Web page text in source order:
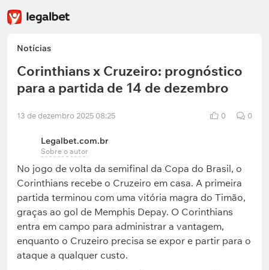
Notícias
Corinthians x Cruzeiro: prognóstico
para a partida de 14 de dezembro
13 de dezembro 2025 08:25 0 0
Legalbet.com.br
Sobre o autor
No jogo de volta da semifinal da Copa do Brasil, o
Corinthians recebe o Cruzeiro em casa. A primeira
partida terminou com uma vitória magra do Timão,
graças ao gol de Memphis Depay. O Corinthians
entra em campo para administrar a vantagem,
enquanto o Cruzeiro precisa se expor e partir para o
ataque a qualquer custo.